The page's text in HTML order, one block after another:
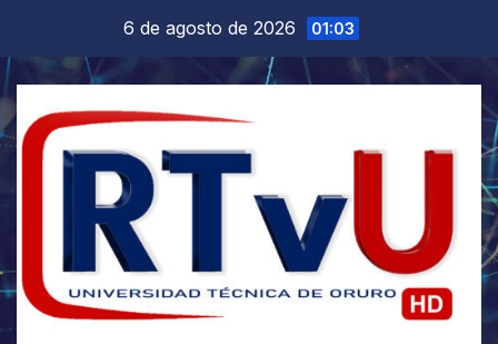
contenido
6 de agosto de 2026 01:03